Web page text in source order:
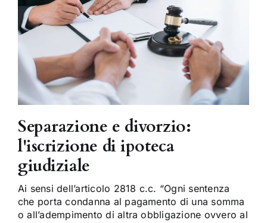
Separazione e divorzio:
l'iscrizione di ipoteca
giudiziale
Ai sensi dell’articolo 2818 c.c. “Ogni sentenza
che porta condanna al pagamento di una somma
o all’adempimento di altra obbligazione ovvero al